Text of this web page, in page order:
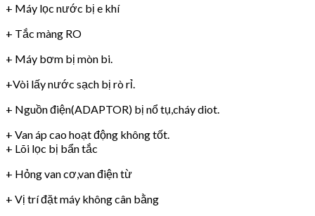
+ Máy lọc nước bị e khí
+ Tắc màng RO
+ Máy bơm bị mòn bi.
+Vòi lấy nước sạch bị rò rỉ.
+ Nguồn điện(ADAPTOR) bị nổ tụ,cháy diot.
+ Van áp cao hoạt động không tốt.
+ Lõi lọc bị bẩn tắc
+ Hỏng van cơ,van điện từ
+ Vị trí đặt máy không cân bằng